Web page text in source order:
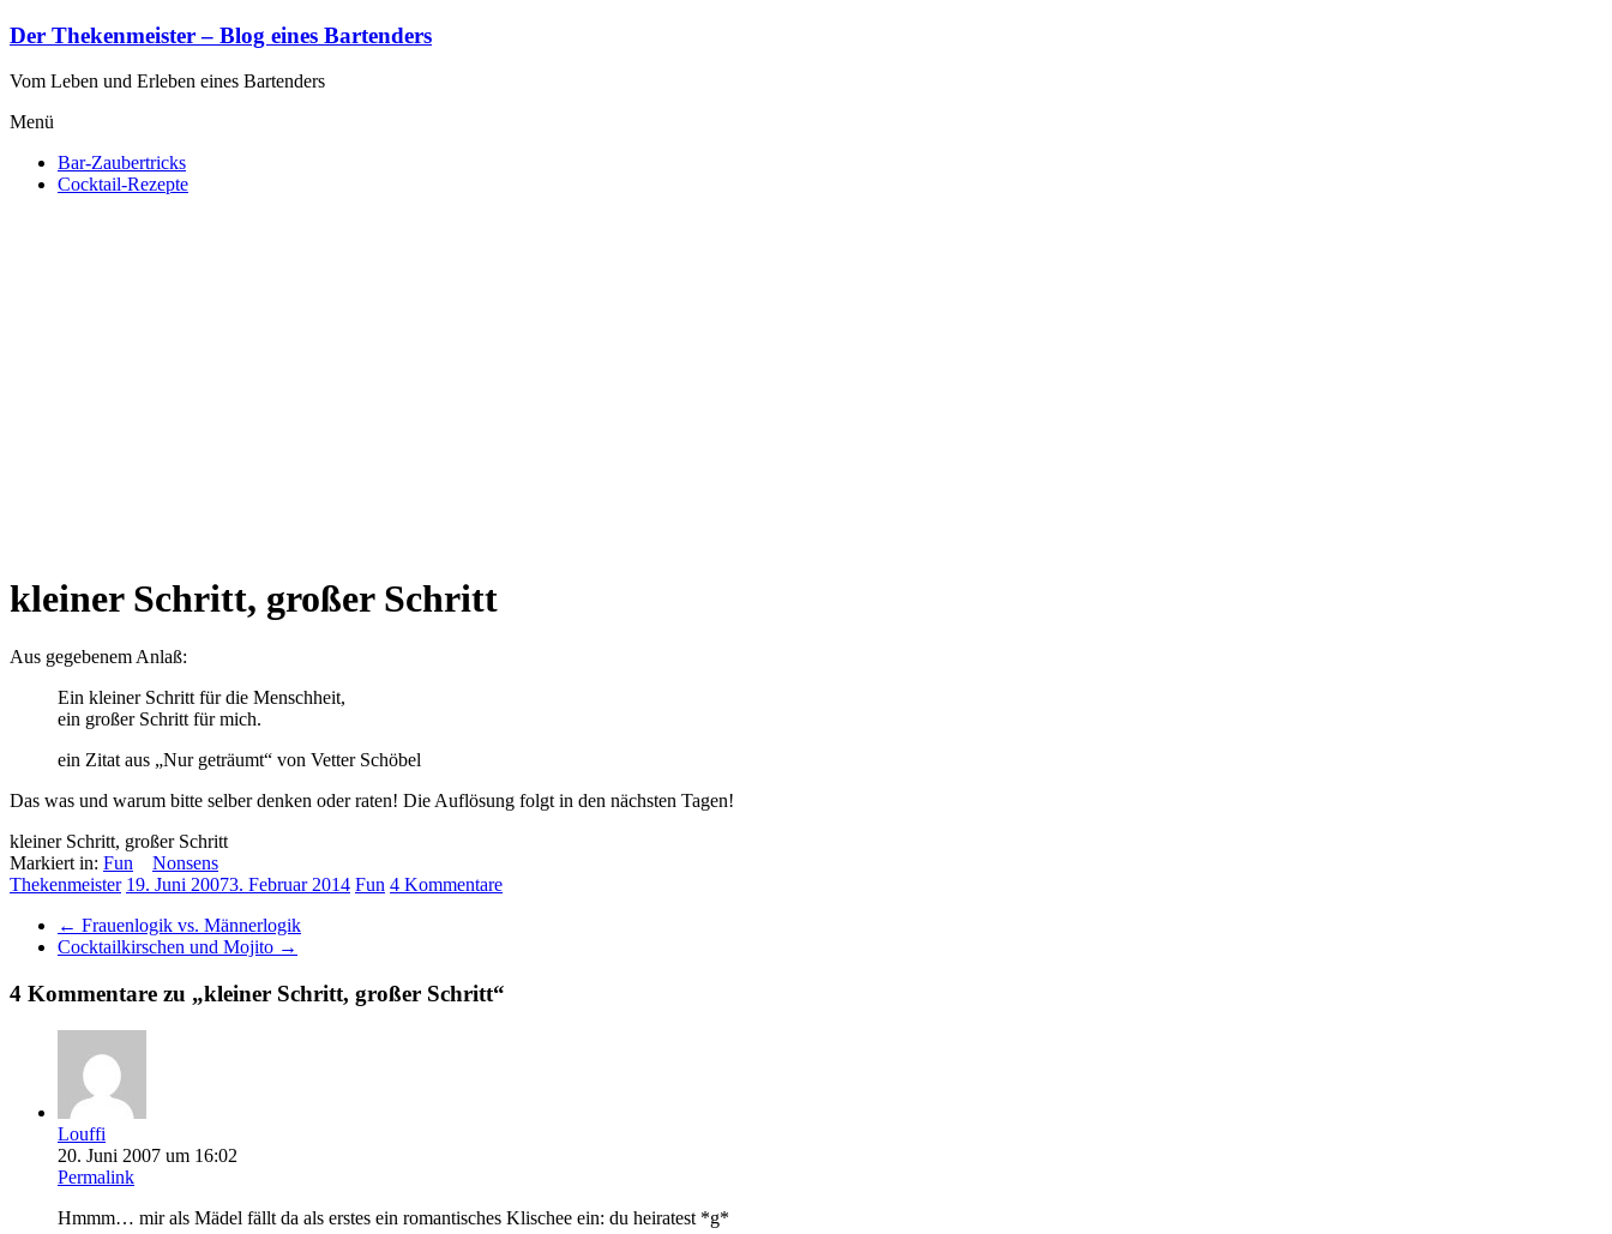
Zum
springen
Der Thekenmeister – Blog eines Bartenders
Vom Leben und Erleben eines Bartenders
Menü
Bar-Zaubertricks
Cocktail-Rezepte
kleiner Schritt, großer Schritt
Aus gegebenem Anlaß:
Ein kleiner Schritt für die Menschheit,
ein großer Schritt für mich.
ein Zitat aus „Nur geträumt“ von Vetter Schöbel
Das was und warum bitte selber denken oder raten! Die Auflösung folgt in den nächsten Tagen!
kleiner Schritt, großer Schritt
Markiert in: Fun
Nonsens
Thekenmeister 19. Juni 20073. Februar 2014 Fun 4 Kommentare
← Frauenlogik vs. Männerlogik
Cocktailkirschen und Mojito →
4 Kommentare zu „kleiner Schritt, großer Schritt“
Louffi
20. Juni 2007 um 16:02
Permalink
Hmmm… mir als Mädel fällt da als erstes ein romantisches Klischee ein: du heiratest *g*